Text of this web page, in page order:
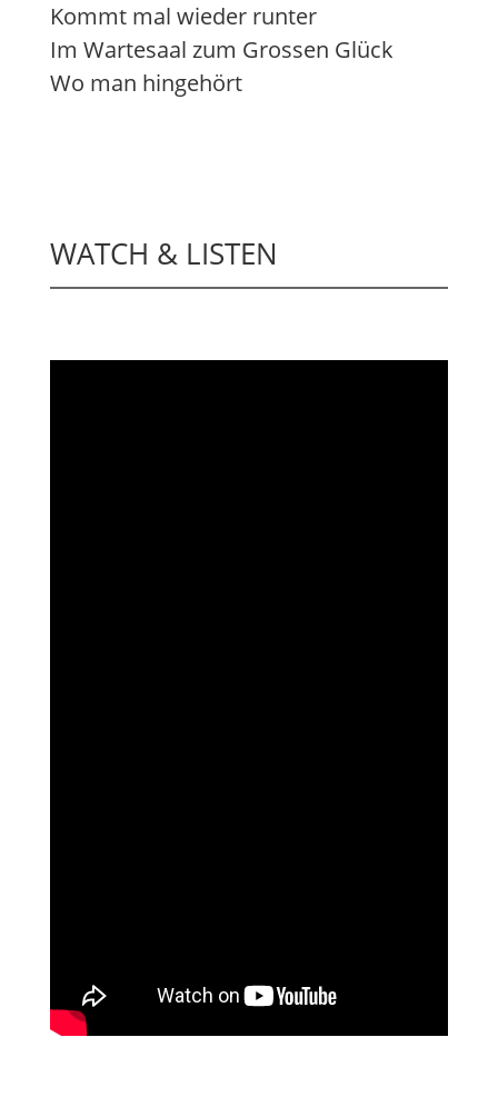
Kommt mal wieder runter
Im Wartesaal zum Grossen Glück
Wo man hingehört
WATCH & LISTEN